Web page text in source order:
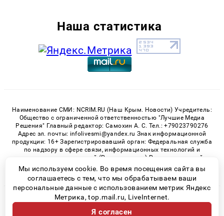
Наша статистика
Наименование СМИ: NCRIM.RU (Наш Крым. Новости) Учредитель:
Общество с ограниченной ответственностью "Лучшие Медиа
Решения" Главный редактор: Самохин А. С. Тел.: +79023790276
Адрес эл. почты: infolivesmi@yandex.ru Знак информационной
продукции: 16+ Зарегистрировавший орган: Федеральная служба
по надзору в сфере связи, информационных технологий и
массовых коммуникаций (Роскомнадзор) Регистрационный
номер СМИ ЭЛ № ФС 77 - 81150 от 02.06.2021
© 2026 «nCrim.ru» | Все права защищены
Возрастная категория сайта 16+
Мы используем cookie. Во время посещения сайта вы
соглашаетесь с тем, что мы обрабатываем ваши
персональные данные с использованием метрик Яндекс
Метрика, top.mail.ru, LiveInternet.
Я согласен